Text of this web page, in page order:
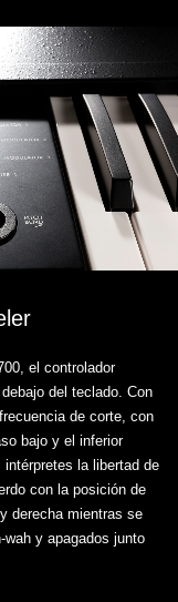
el controlador
del teclado. Con
de corte, con
bajo y el inferior
la libertad de
con la posición de
derecha mientras se
y apagados junto